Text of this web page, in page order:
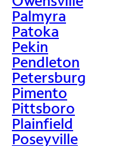
Palmyra
Patoka
Pekin
Pendleton
Petersburg
Pimento
Pittsboro
Plainfield
Poseyville